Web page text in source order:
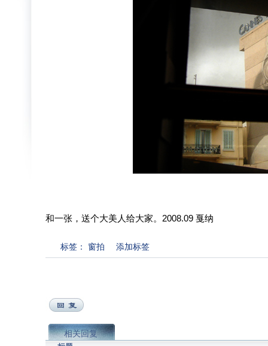
和一张，送个大美人给大家。2008.09 戛纳
标签： 窗拍 添加标签
相关回复